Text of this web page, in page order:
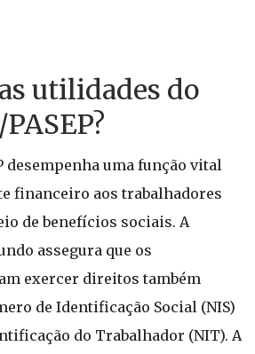
utilidades do
desempenha uma função vital
financeiro aos trabalhadores
de benefícios sociais. A
assegura que os
exercer direitos também
de Identificação Social (NIS)
do Trabalhador (NIT). A